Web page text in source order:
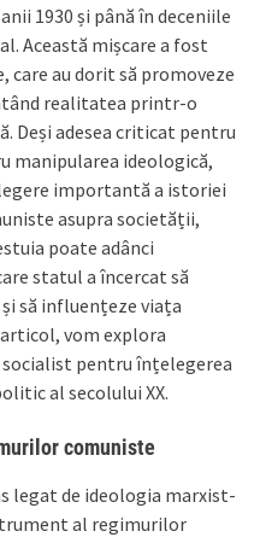
1930 și până în deceniile
Această mișcare a fost
au dorit să promoveze
realitatea printr-o
Deși adesea criticat pentru
manipularea ideologică,
importantă a istoriei
asupra societății,
poate adânci
statul a încercat să
să influențeze viața
vom explora
pentru înțelegerea
al secolului XX.
comuniste
legat de ideologia marxist-
al regimurilor